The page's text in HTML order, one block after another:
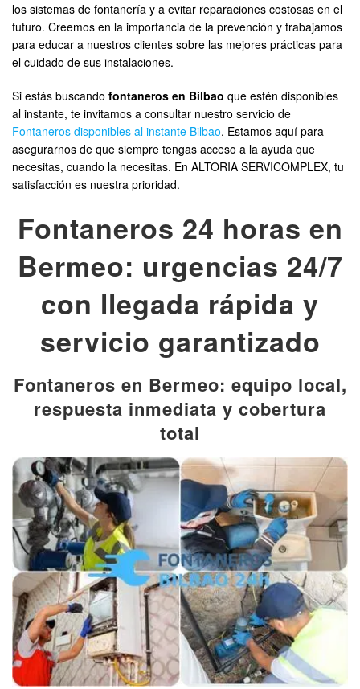
los sistemas de fontanería y a evitar reparaciones costosas en el
futuro. Creemos en la importancia de la prevención y trabajamos
para educar a nuestros clientes sobre las mejores prácticas para
el cuidado de sus instalaciones.
Si estás buscando fontaneros en Bilbao que estén disponibles
al instante, te invitamos a consultar nuestro servicio de
Fontaneros disponibles al instante Bilbao. Estamos aquí para
asegurarnos de que siempre tengas acceso a la ayuda que
necesitas, cuando la necesitas. En ALTORIA SERVICOMPLEX, tu
satisfacción es nuestra prioridad.
Fontaneros 24 horas en
Bermeo: urgencias 24/7
con llegada rápida y
servicio garantizado
Fontaneros en Bermeo: equipo local,
respuesta inmediata y cobertura
total